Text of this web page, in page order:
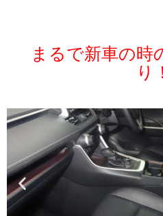
まるで新車の時
り！